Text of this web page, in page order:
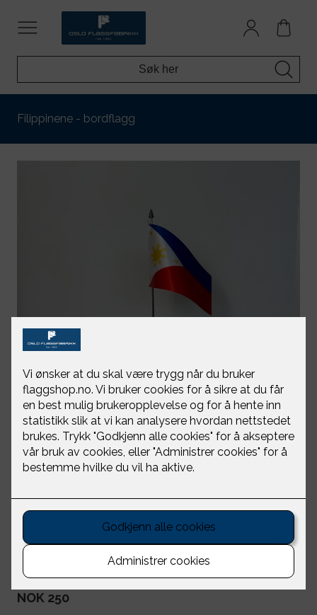
Filippinene - bordflagg
Filippinene -
bordflagg
Oslo Flaggfabrikk
NOK 250